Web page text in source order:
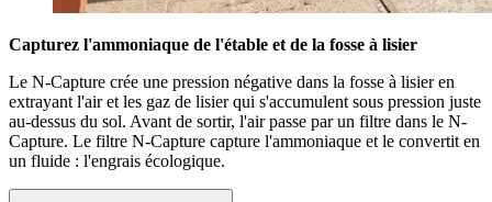
Capturez l'ammoniaque de l'étable et de la fosse à lisier
Le N-Capture crée une pression négative dans la fosse à lisier en
extrayant l'air et les gaz de lisier qui s'accumulent sous pression juste
au-dessus du sol. Avant de sortir, l'air passe par un filtre dans le N-
Capture. Le filtre N-Capture capture l'ammoniaque et le convertit en
un fluide : l'engrais écologique.